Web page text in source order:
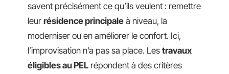
savent précisément ce qu’ils veulent : remettre
leur résidence principale à niveau, la
moderniser ou en améliorer le confort. Ici,
l’improvisation n’a pas sa place. Les travaux
éligibles au PEL répondent à des critères